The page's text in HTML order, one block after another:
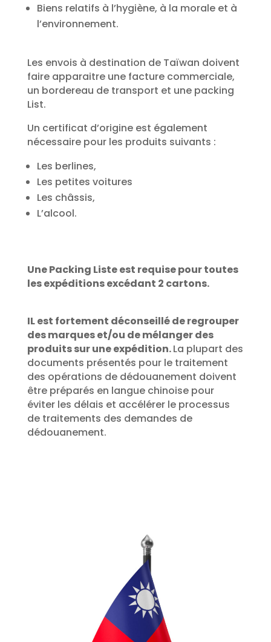
Biens relatifs à l’hygiène, à la morale et à
l’environnement.
Les envois à destination de Taïwan doivent
faire apparaitre une facture commerciale,
un bordereau de transport et une packing
List.
Un certificat d’origine est également
nécessaire pour les produits suivants :
Les berlines,
Les petites voitures
Les châssis,
L’alcool.
Une Packing Liste est requise pour toutes
les expéditions excédant 2 cartons.
IL est fortement déconseillé de regrouper
des marques et/ou de mélanger des
produits sur une expédition.La plupart des
documents présentés pour le traitement
des opérations de dédouanement doivent
être préparés en langue chinoise pour
éviter les délais et accélérer le processus
de traitements des demandes de
dédouanement.